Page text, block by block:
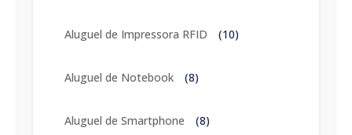
Aluguel de Impressora RFID (10)
Aluguel de Notebook (8)
Aluguel de Smartphone (8)